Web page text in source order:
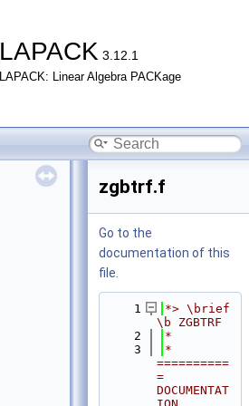
LAPACK 3.12.1
LAPACK: Linear Algebra PACKage
zgbtrf.f
Go to the
documentation of this
file.
    1
*> \brief
\b ZGBTRF
    2
*
    3
*
==========
=
DOCUMENTAT